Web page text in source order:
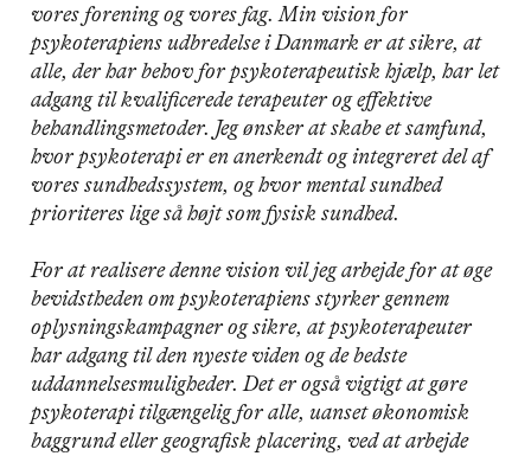
vores forening og vores fag. Min vision for
psykoterapiens udbredelse i Danmark er at sikre, at
alle, der har behov for psykoterapeutisk hjælp, har let
adgang til kvalificerede terapeuter og effektive
behandlingsmetoder. Jeg ønsker at skabe et samfund,
hvor psykoterapi er en anerkendt og integreret del af
vores sundhedssystem, og hvor mental sundhed
prioriteres lige så højt som fysisk sundhed.
For at realisere denne vision vil jeg arbejde for at øge
bevidstheden om psykoterapiens styrker gennem
oplysningskampagner og sikre, at psykoterapeuter
har adgang til den nyeste viden og de bedste
uddannelsesmuligheder. Det er også vigtigt at gøre
psykoterapi tilgængelig for alle, uanset økonomisk
baggrund eller geografisk placering, ved at arbejde